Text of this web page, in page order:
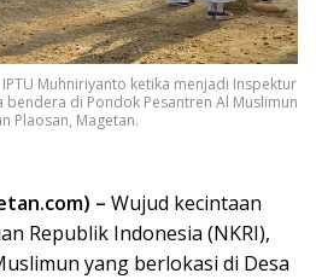
Muhniriyanto ketika menjadi Inspektur
bendera di Pondok Pesantren Al Muslimun
Plaosan, Magetan.
– Wujud kecintaan
Republik Indonesia (NKRI),
yang berlokasi di Desa